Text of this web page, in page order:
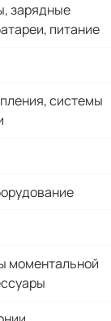
зарядные
питание
системы
моментальной